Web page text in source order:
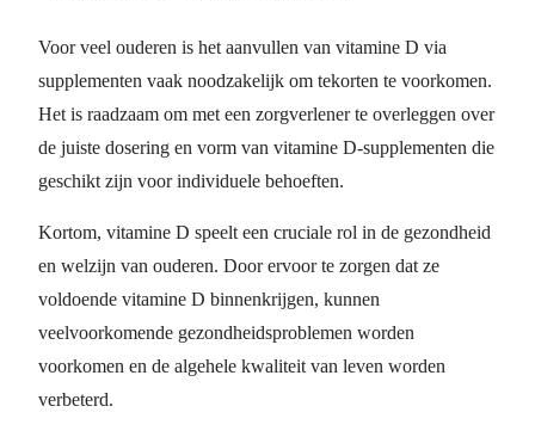
Voor veel ouderen is het aanvullen van vitamine D via
supplementen vaak noodzakelijk om tekorten te voorkomen.
Het is raadzaam om met een zorgverlener te overleggen over
de juiste dosering en vorm van vitamine D-supplementen die
geschikt zijn voor individuele behoeften.
Kortom, vitamine D speelt een cruciale rol in de gezondheid
en welzijn van ouderen. Door ervoor te zorgen dat ze
voldoende vitamine D binnenkrijgen, kunnen
veelvoorkomende gezondheidsproblemen worden
voorkomen en de algehele kwaliteit van leven worden
verbeterd.